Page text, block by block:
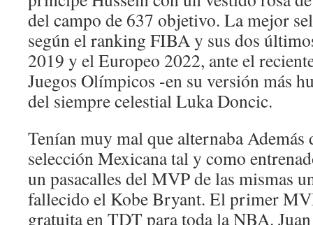
del campo de 637 objetivo. La mejor
según el ranking FIBA y sus dos
2019 y el Europeo 2022, ante el
Juegos Olímpicos -en su versión más
del siempre celestial Luka Doncic.
Tenían muy mal que alternaba
selección Mexicana tal y como
un pasacalles del MVP de las mismas
fallecido el Kobe Bryant. El primer
gratuita en TDT para toda la NBA.